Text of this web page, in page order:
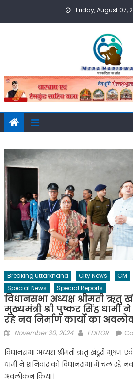
Friday, August 07,
Breaking Uttarkhand City News CM
Special News
Special Reports
विधानसभा अध्यक्ष श्रीमती ऋतु
मुख्यमंत्री श्री पुष्कर सिंह धामी
रहे नव निर्माण कार्यों का
Posted
November 30, 2024 Author
EDITOR
विधानसभा अध्यक्ष श्रीमती ऋतु खंडूरी भूषण एवं
धामी ने शनिवार को विधानसभा में चल रहे नव
अवलोकन किया।